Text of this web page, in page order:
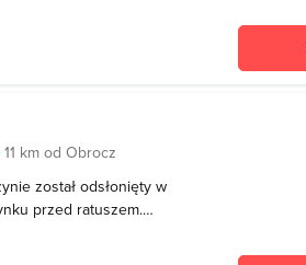
11 km od Obrocz
został odsłonięty w
przed ratuszem.